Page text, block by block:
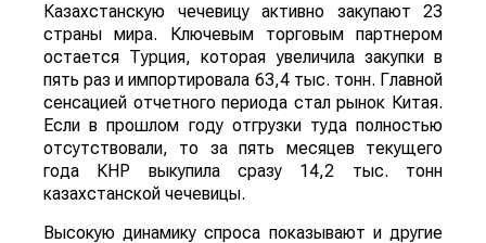
Казахстанскую чечевицу активно закупают 23
страны мира. Ключевым торговым партнером
остается Турция, которая увеличила закупки в
пять раз и импортировала 63,4 тыс. тонн. Главной
сенсацией отчетного периода стал рынок Китая.
Если в прошлом году отгрузки туда полностью
отсутствовали, то за пять месяцев текущего
года КНР выкупила сразу 14,2 тыс. тонн
казахстанской чечевицы.
Высокую динамику спроса показывают и другие